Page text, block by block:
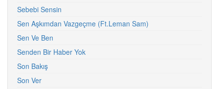
Sebebi Sensin
Sen Aşkımdan Vazgeçme (Ft.Leman Sam)
Sen Ve Ben
Senden Bir Haber Yok
Son Bakış
Son Ver